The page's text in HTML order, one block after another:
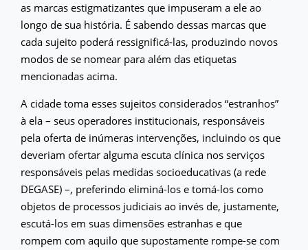
as marcas estigmatizantes que impuseram a ele ao
longo de sua história. É sabendo dessas marcas que
cada sujeito poderá ressignificá-las, produzindo novos
modos de se nomear para além das etiquetas
mencionadas acima.
A cidade toma esses sujeitos considerados “estranhos”
à ela – seus operadores institucionais, responsáveis
pela oferta de inúmeras intervenções, incluindo os que
deveriam ofertar alguma escuta clínica nos serviços
responsáveis pelas medidas socioeducativas (a rede
DEGASE) –, preferindo eliminá-los e tomá-los como
objetos de processos judiciais ao invés de, justamente,
escutá-los em suas dimensões estranhas e que
rompem com aquilo que supostamente rompe-se com